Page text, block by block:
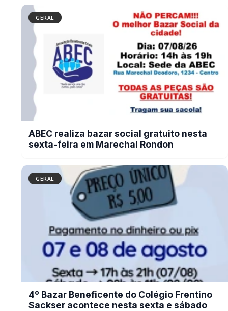
GERAL
ABEC realiza bazar social gratuito nesta
sexta-feira em Marechal Rondon
GERAL
4º Bazar Beneficente do Colégio Frentino
Sackser acontece nesta sexta e sábado